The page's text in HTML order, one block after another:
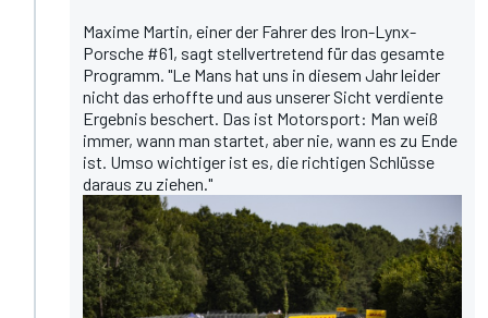
Maxime Martin, einer der Fahrer des Iron-Lynx-
Porsche #61, sagt stellvertretend für das gesamte
Programm. "Le Mans hat uns in diesem Jahr leider
nicht das erhoffte und aus unserer Sicht verdiente
Ergebnis beschert. Das ist Motorsport: Man weiß
immer, wann man startet, aber nie, wann es zu Ende
ist. Umso wichtiger ist es, die richtigen Schlüsse
daraus zu ziehen."